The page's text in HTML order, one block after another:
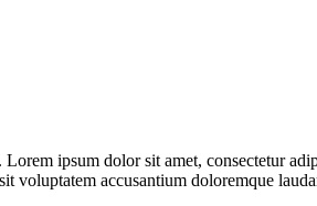
ipsum dolor sit amet, consectetur
voluptatem accusantium doloremque